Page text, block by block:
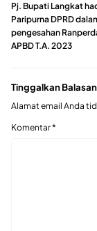
Pj. Bupati Langkat
Paripurna DPRD
pengesahan
APBD T.A. 2023
Tinggalkan Balasan
Alamat email Anda
Komentar*